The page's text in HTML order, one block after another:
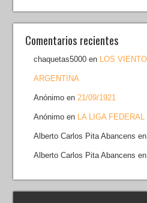
Comentarios recientes
chaquetas5000 en LOS
ARGENTINA
Anónimo en 21/09/1921
Anónimo en LA LIGA FEDERAL
Alberto Carlos Pita Abancens en
Alberto Carlos Pita Abancens en